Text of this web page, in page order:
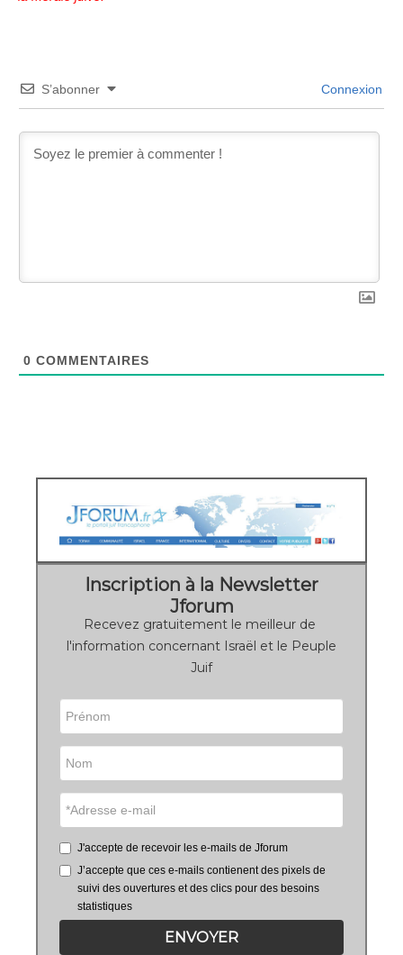
S’abonner Connexion
0 COMMENTAIRES
Inscription à la Newsletter
Jforum
Recevez gratuitement le meilleur de
l'information concernant Israël et le Peuple
Juif
J'accepte de recevoir les e-mails de Jforum
J’accepte que ces e-mails contienent des pixels de
suivi des ouvertures et des clics pour des besoins
statistiques
ENVOYER